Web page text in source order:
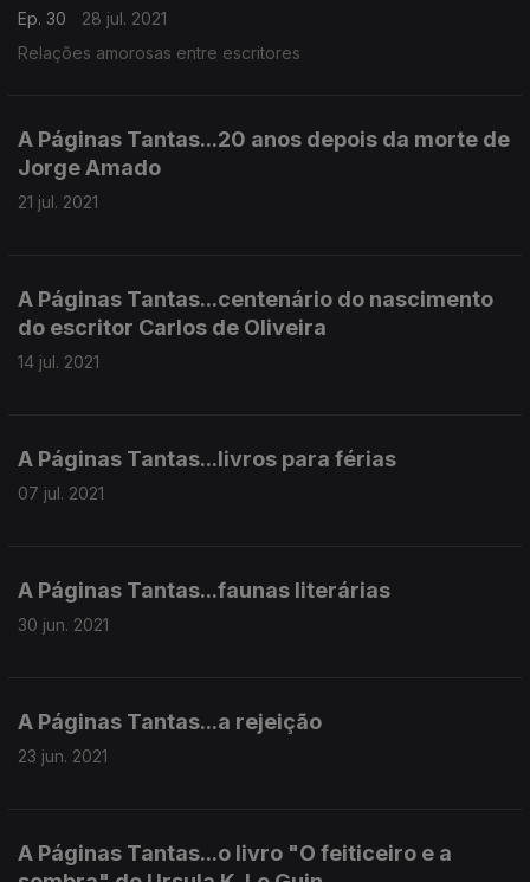
Ep. 30
28 jul. 2021
Relações amorosas entre escritores
A Páginas Tantas...20 anos depois da morte de
Jorge Amado
21 jul. 2021
A Páginas Tantas...centenário do nascimento
do escritor Carlos de Oliveira
14 jul. 2021
A Páginas Tantas...livros para férias
07 jul. 2021
A Páginas Tantas...faunas literárias
30 jun. 2021
A Páginas Tantas...a rejeição
23 jun. 2021
A Páginas Tantas...o livro "O feiticeiro e a